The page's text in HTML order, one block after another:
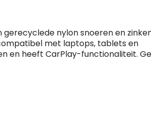
nylon snoeren en
met laptops, tablets en
en heeft CarPlay-functionaliteit.